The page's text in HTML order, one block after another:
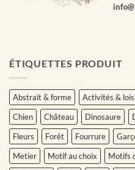
ÉTIQUETTES PRODUIT
Abstrait & forme Activités &
Chien
Château Dinosaure
Fleurs
Forêt Fourrure
Metier
Motif au choix Motifs